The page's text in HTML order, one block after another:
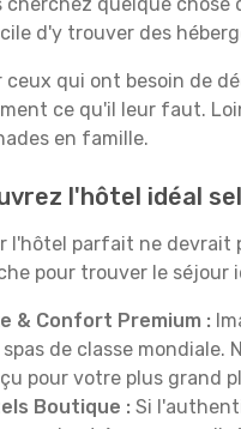
d'y trouver des
ceux qui ont besoin de
ce qu'il leur faut.
en famille.
l'hôtel idéal
l'hôtel parfait ne devrait
pour trouver le séjour
& Confort Premium :
spas de classe
pour votre plus grand
Boutique : Si